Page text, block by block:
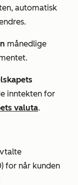
automatisk
månedlige
inntekten for
valuta.
for når kunden